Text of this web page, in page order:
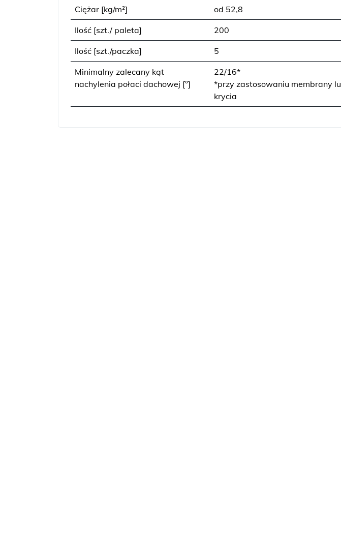
Ciężar [kg/m²] od 52,8
Ilość [szt./ paleta] 200
Ilość [szt./paczka] 5
Minimalny zalecany kąt
nachylenia połaci dachowej [°]
22/16*
*przy zastosowaniu membrany
krycia